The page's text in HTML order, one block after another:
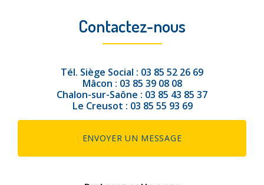
Contactez-nous
Tél. Siège Social : 03 85 52 26 69
Mâcon : 03 85 39 08 08
Chalon-sur-Saône : 03 85 43 85 37
Le Creusot : 03 85 55 93 69
ENVOYER UN MESSAGE